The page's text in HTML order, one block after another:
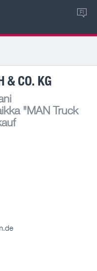
FI
& CO. KG
"MAN Truck